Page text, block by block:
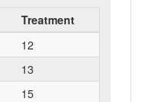
Treatment
12
13
15